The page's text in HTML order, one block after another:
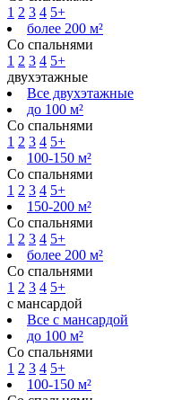
1 2 3 4 5+
более 200 м²
Со спальнями
1 2 3 4 5+
двухэтажные
Все двухэтажные
до 100 м²
Со спальнями
1 2 3 4 5+
100-150 м²
Со спальнями
1 2 3 4 5+
150-200 м²
Со спальнями
1 2 3 4 5+
более 200 м²
Со спальнями
1 2 3 4 5+
с мансардой
Все с мансардой
до 100 м²
Со спальнями
1 2 3 4 5+
100-150 м²